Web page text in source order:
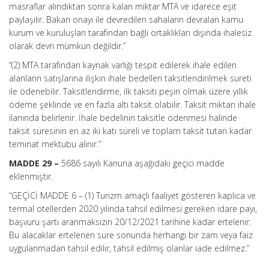
masraflar alındıktan sonra kalan miktar MTA ve idarece eşit
paylaşılır. Bakan onayı ile devredilen sahaların devralan kamu
kurum ve kuruluşları tarafından bağlı ortaklıkları dışında ihalesiz
olarak devri mümkün değildir.”
“(2) MTA tarafından kaynak varlığı tespit edilerek ihale edilen
alanların satışlarına ilişkin ihale bedelleri taksitlendirilmek sureti
ile ödenebilir. Taksitlendirme, ilk taksiti peşin olmak üzere yıllık
ödeme şeklinde ve en fazla altı taksit olabilir. Taksit miktarı ihale
ilanında belirlenir. İhale bedelinin taksitle ödenmesi halinde
taksit süresinin en az iki katı süreli ve toplam taksit tutarı kadar
teminat mektubu alınır.”
MADDE 29 – 5686 sayılı Kanuna aşağıdaki geçici madde
eklenmiştir.
“GEÇİCİ MADDE 6 – (1) Turizm amaçlı faaliyet gösteren kaplıca ve
termal otellerden 2020 yılında tahsil edilmesi gereken idare payı,
başvuru şartı aranmaksızın 20/12/2021 tarihine kadar ertelenir.
Bu alacaklar ertelenen süre sonunda herhangi bir zam veya faiz
uygulanmadan tahsil edilir, tahsil edilmiş olanlar iade edilmez.”